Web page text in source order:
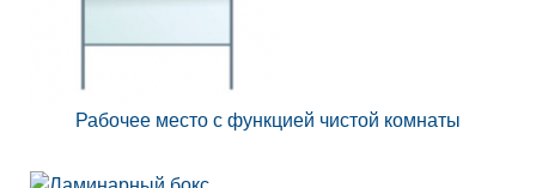
Рабочее место с функцией чистой комнаты